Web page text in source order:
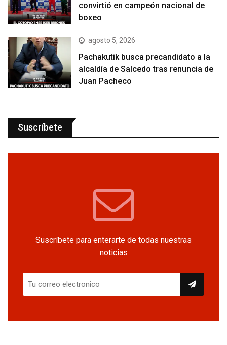
convirtió en campeón nacional de
boxeo
agosto 5, 2026
Pachakutik busca precandidato a la
alcaldía de Salcedo tras renuncia de
Juan Pacheco
Suscríbete
Suscríbete para enterarte de todas nuestras
noticias